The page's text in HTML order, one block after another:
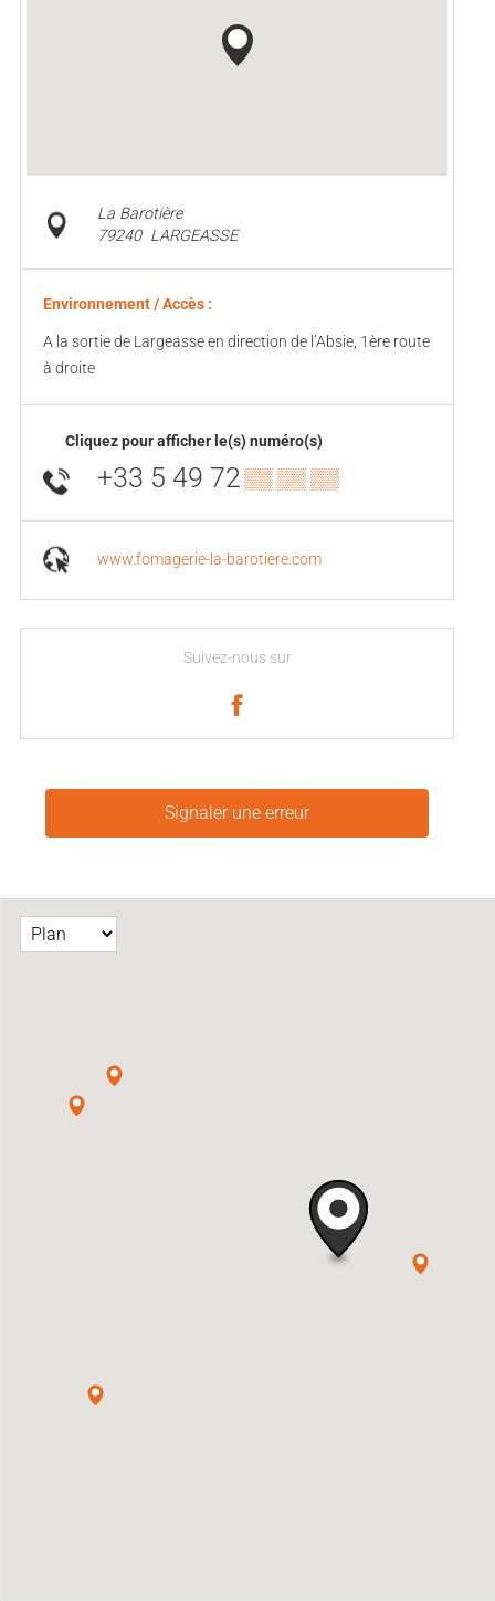
La Barotière
79240 LARGEASSE
Environnement / Accès :
A la sortie de Largeasse en direction de l’Absie, 1ère route
à droite
Cliquez pour afficher le(s) numéro(s)
+33 5 49 72▒▒ ▒▒ ▒▒
www.fomagerie-la-barotiere.com
Suivez-nous sur
Signaler une erreur